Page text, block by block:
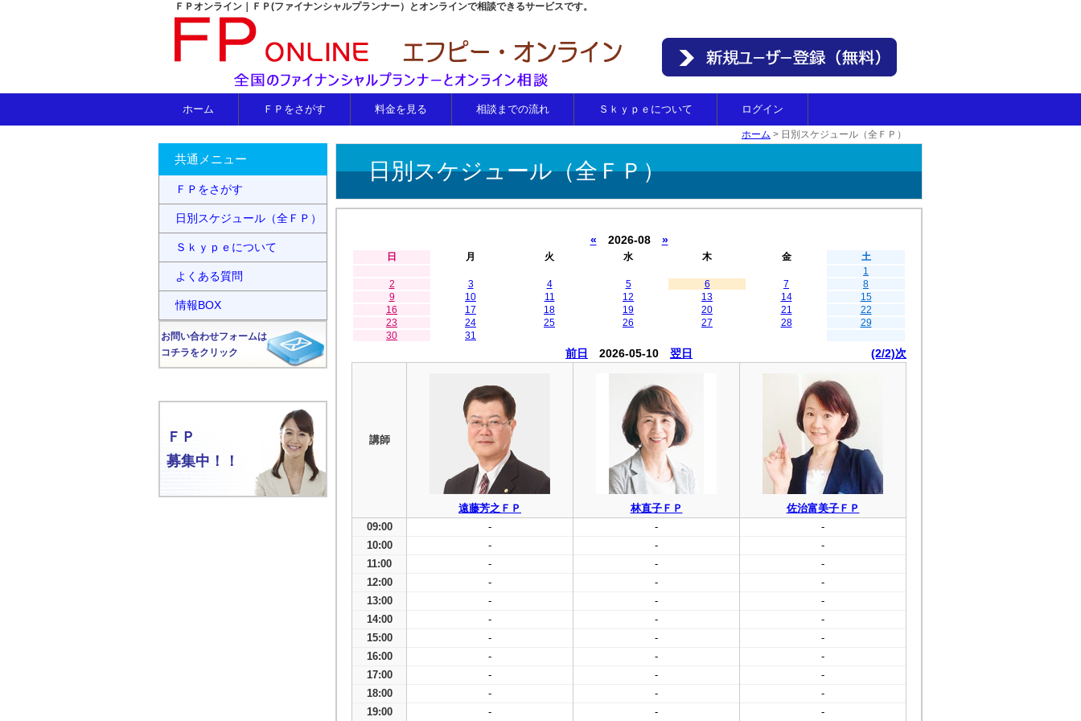
ＦＰオンライン｜ＦＰ(ファイナンシャルプランナー）とオンラインで相談できるサービスです。
ホーム ＦＰをさがす 料金を見る 相談までの流れ Ｓｋｙｐｅについて ログイン
ホーム > 日別スケジュール（全ＦＰ）
日別スケジュール（全ＦＰ）
« 2026-08 »
日 月 火 水 木 金
土
1
2
3 4 5 6 7
8
9
10 11 12 13 14
15
16
17 18 19 20 21
22
23
24 25 26 27 28
29
30
31
前日 2026-05-10 翌日 (2/2)次
講師
遠藤芳之ＦＰ 林直子ＦＰ
佐治富美子ＦＰ
09:00
- -
-
10:00
- -
-
11:00
- -
-
12:00
- -
-
13:00
- -
-
14:00
- -
-
15:00
- -
-
16:00
- -
-
17:00
- -
-
18:00
- -
-
19:00
- - -
共通メニュー
ＦＰをさがす
日別スケジュール（全ＦＰ）
Ｓｋｙｐｅについて
よくある質問
情報BOX
お問い合わせフォームは
コチラをクリック
ＦＰ
募集中！！